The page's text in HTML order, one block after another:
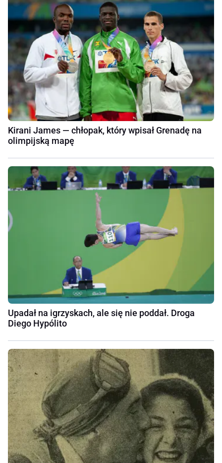
Kirani James — chłopak, który wpisał Grenadę na
olimpijską mapę
Upadał na igrzyskach, ale się nie poddał. Droga
Diego Hypólito